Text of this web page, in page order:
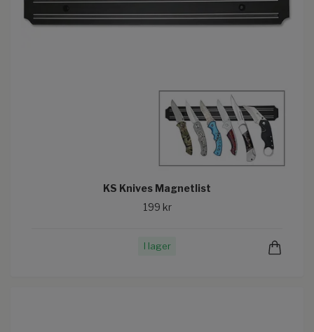
KS Knives Magnetlist
199 kr
I lager